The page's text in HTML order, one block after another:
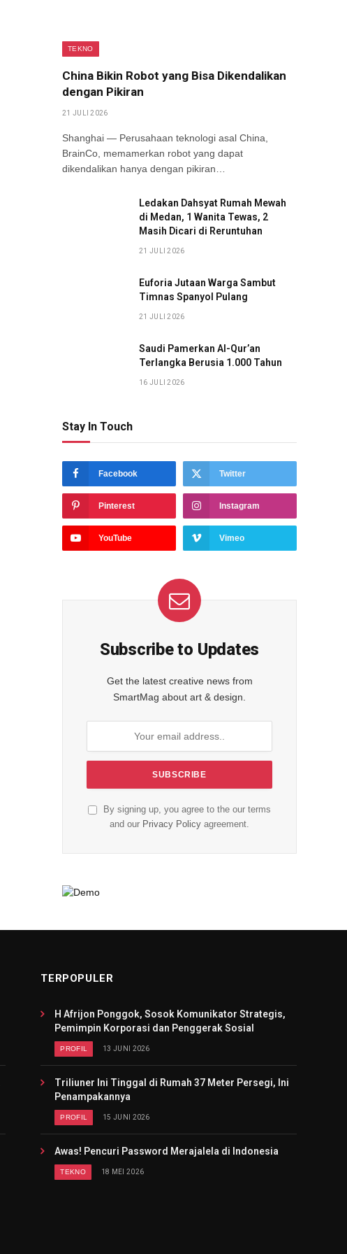
TEKNO
China Bikin Robot yang Bisa Dikendalikan
dengan Pikiran
21 JULI 2026
Shanghai — Perusahaan teknologi asal China,
BrainCo, memamerkan robot yang dapat
dikendalikan hanya dengan pikiran…
Ledakan Dahsyat Rumah Mewah
di Medan, 1 Wanita Tewas, 2
Masih Dicari di Reruntuhan
21 JULI 2026
Euforia Jutaan Warga Sambut
Timnas Spanyol Pulang
21 JULI 2026
Saudi Pamerkan Al-Qur’an
Terlangka Berusia 1.000 Tahun
16 JULI 2026
Stay In Touch
Facebook Twitter
Pinterest Instagram
YouTube Vimeo
Subscribe to Updates
Get the latest creative news from
SmartMag about art & design.
By signing up, you agree to the our terms
and our Privacy Policy agreement.
TERPOPULER
H Afrijon Ponggok, Sosok Komunikator Strategis,
Pemimpin Korporasi dan Penggerak Sosial
PROFIL 13 JUNI 2026
Triliuner Ini Tinggal di Rumah 37 Meter Persegi, Ini
Penampakannya
PROFIL 15 JUNI 2026
Awas! Pencuri Password Merajalela di Indonesia
TEKNO 18 MEI 2026